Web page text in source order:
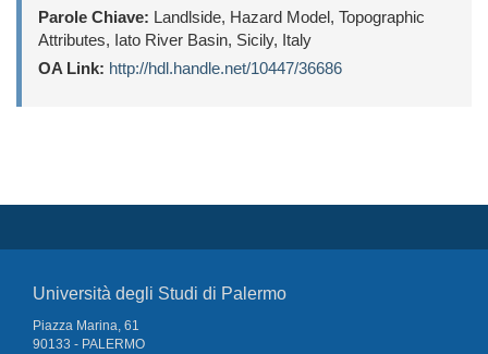
Parole Chiave: Landlside, Hazard Model, Topographic
Attributes, Iato River Basin, Sicily, Italy
OA Link: http://hdl.handle.net/10447/36686
Università degli Studi di Palermo
Piazza Marina, 61
90133 - PALERMO